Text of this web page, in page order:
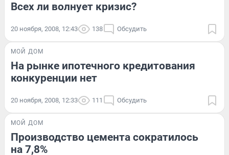
Всех ли волнует кризис?
20 ноября, 2008, 12:43 138 Обсудить
МОЙ ДОМ
На рынке ипотечного кредитования
конкуренции нет
20 ноября, 2008, 12:33 111 Обсудить
МОЙ ДОМ
Производство цемента сократилось
на 7,8%